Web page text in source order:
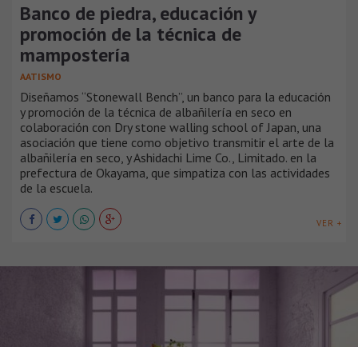
Banco de piedra, educación y
promoción de la técnica de
mampostería
AATISMO
Diseñamos “Stonewall Bench”, un banco para la educación
y promoción de la técnica de albañilería en seco en
colaboración con Dry stone walling school of Japan, una
asociación que tiene como objetivo transmitir el arte de la
albañilería en seco, y Ashidachi Lime Co., Limitado. en la
prefectura de Okayama, que simpatiza con las actividades
de la escuela.
VER +